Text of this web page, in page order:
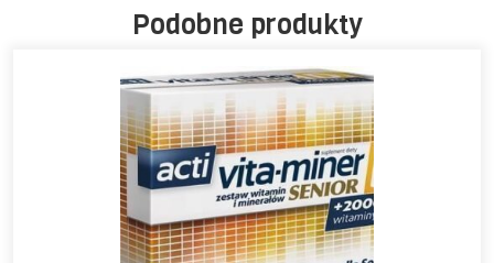
Podobne produkty